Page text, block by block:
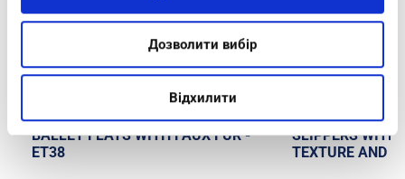
Дозволити вибір
Відхилити
BALLET FLATS WITH FAUX FUR -
ET38
SLIPPERS WITH
TEXTURE AND